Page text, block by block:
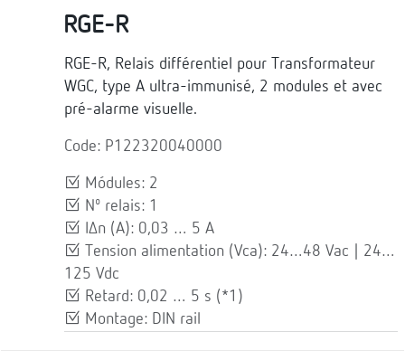
RGE-R
RGE-R, Relais différentiel pour Transformateur
WGC, type A ultra-immunisé, 2 modules et avec
pré-alarme visuelle.
Code: P122320040000
Módules: 2
Nº relais: 1
IΔn (A): 0,03 … 5 A
Tension alimentation (Vca): 24…48 Vac | 24…
125 Vdc
Retard: 0,02 … 5 s (*1)
Montage: DIN rail